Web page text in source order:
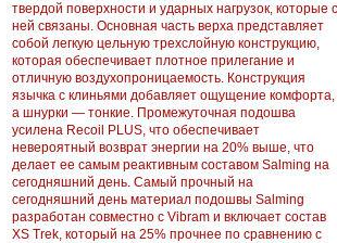
твердой поверхности и ударных нагрузок, которые с
ней связаны. Основная часть верха представляет
собой легкую цельную трехслойную конструкцию,
которая обеспечивает плотное прилегание и
отличную воздухопроницаемость. Конструкция
язычка с клиньями добавляет ощущение комфорта,
а шнурки — тонкие. Промежуточная подошва
усилена Recoil PLUS, что обеспечивает
невероятный возврат энергии на 20% выше, что
делает ее самым реактивным составом Salming на
сегодняшний день. Самый прочный на
сегодняшний день материал подошвы Salming
разработан совместно с Vibram и включает состав
XS Trek, который на 25% прочнее по сравнению с